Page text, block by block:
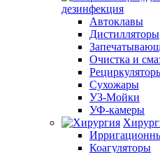
дезинфекция
Автоклавы
Дистилляторы
Очистка и
Сухожары
УЗ-Мойки
УФ-камеры
Коагуляторы